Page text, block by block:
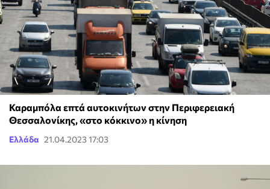
Καραμπόλα επτά αυτοκινήτων στην Περιφερειακή
Θεσσαλονίκης, «στο κόκκινο» η κίνηση
Ελλάδα 21.04.2023 17:03